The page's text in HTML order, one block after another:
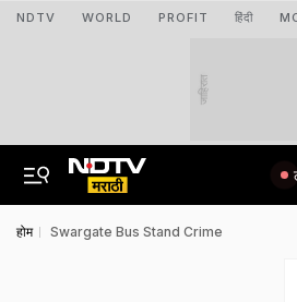
NDTV WORLD PROFIT हिंदी
जाहिरात
होम Swargate Bus Stand Crime